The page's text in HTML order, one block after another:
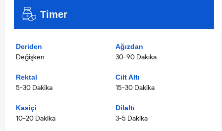
Timer
Deriden
Değişken
Ağızdan
30-90 Dakıka
Rektal
5-30 Dakika
Cilt Altı
15-30 Dakika
Kasiçi
10-20 Dakika
Dilaltı
3-5 Dakika